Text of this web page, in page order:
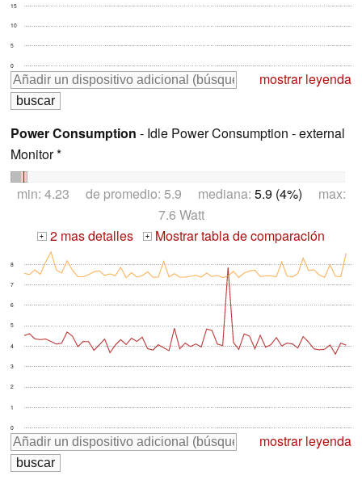
0
5
10
15
mostrar leyenda
Power Consumption - Idle Power Consumption - external
Monitor *
min: 4.23 de promedio: 5.9 mediana: 5.9 (4%) max:
7.6 Watt
+ 2 mas detalles + Mostrar tabla de comparación
0
1
2
3
4
5
6
7
8
mostrar leyenda